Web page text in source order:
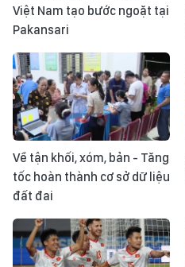
Việt Nam tạo bước ngoặt tại
Pakansari
Về tận khối, xóm, bản - Tăng
tốc hoàn thành cơ sở dữ liệu
đất đai